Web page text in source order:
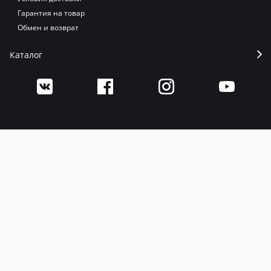
Гарантия на товар
Обмен и возврат
Каталог